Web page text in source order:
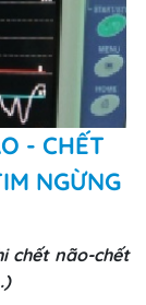
- CHẾT
NGỪNG
chết não-chết